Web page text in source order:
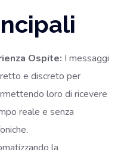
Ospite: I messaggi
e discreto per
loro di ricevere
reale e senza